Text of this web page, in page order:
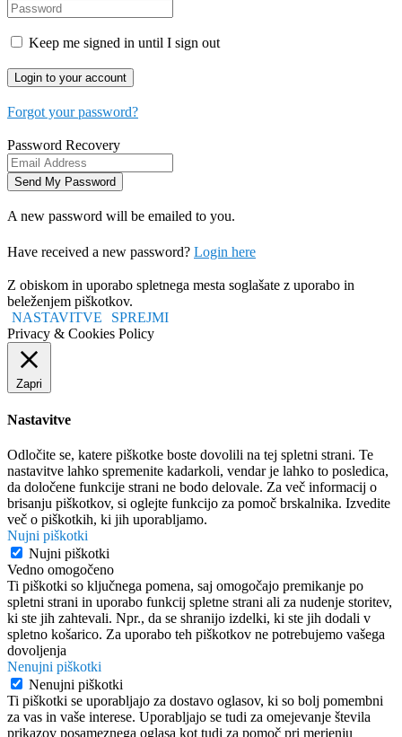
Keep me signed in until I sign out
Forgot your password?
Password Recovery
A new password will be emailed to you.
Have received a new password? Login here
Z obiskom in uporabo spletnega mesta soglašate z uporabo in
beleženjem piškotkov.
NASTAVITVE
SPREJMI
Privacy & Cookies Policy
Zapri
Nastavitve
Odločite se, katere piškotke boste dovolili na tej spletni strani. Te
nastavitve lahko spremenite kadarkoli, vendar je lahko to posledica,
da določene funkcije strani ne bodo delovale. Za več informacij o
brisanju piškotkov, si oglejte funkcijo za pomoč brskalnika. Izvedite
več o piškotkih, ki jih uporabljamo.
Nujni piškotki
Nujni piškotki
Vedno omogočeno
Ti piškotki so ključnega pomena, saj omogočajo premikanje po
spletni strani in uporabo funkcij spletne strani ali za nudenje storitev,
ki ste jih zahtevali. Npr., da se shranijo izdelki, ki ste jih dodali v
spletno košarico. Za uporabo teh piškotkov ne potrebujemo vašega
dovoljenja
Nenujni piškotki
Nenujni piškotki
Ti piškotki se uporabljajo za dostavo oglasov, ki so bolj pomembni
za vas in vaše interese. Uporabljajo se tudi za omejevanje števila
prikazov posameznega oglasa kot tudi za pomoč pri merjenju